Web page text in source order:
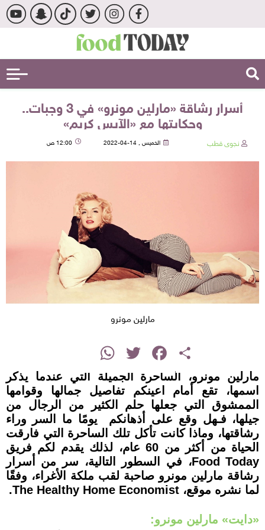
أسرار رشاقة «مارلين مونرو» في 3 وجبات..
وحكايتها مع «الآيس كريم»
نجوى قطب الخميس , 14-04-2022 12:00 ص
مارلين مونرو
Share
Facebook
Twitter
WhatsApp
مارلين مونرو، الساحرة الجميلة التي عندما يذكر
اسمها، تقع أمام اعينكم تفاصيل جمالها وقوامها
الممشوق التي جعلها حلم الكثير من الرجال من
جيلها، فـهل وقع على أذهانكم يومًا ما السر وراء
رشاقتها، وماذا كانت تأكل تلك الساحرة التي فارقت
الحياة من أكثر من 60 عام، لذلك يقدم لكم فريق
Food Today، في السطور التالية، سر من أسرار
رشاقة مارلين مونرو صاحبة لقب ملكة الأغراء، وفقًا
لما نشره موقع، The Healthy Home Economist.
«دايت» مارلين مونرو: